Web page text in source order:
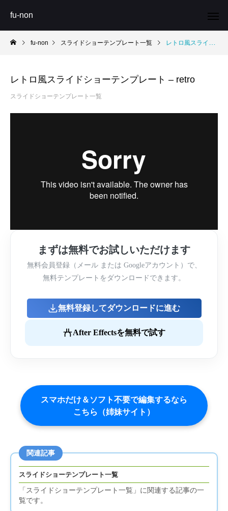
fu-non
fu-non スライドショーテンプレート一覧 レトロ風スライドショーテンプレート – retro
レトロ風スライドショーテンプレート – retro
スライドショーテンプレート一覧
まずは無料でお試しいただけます
無料会員登録（メール または Googleアカウント）で、
無料テンプレートをダウンロードできます。
無料登録してダウンロードに進む
After Effectsを無料で試す
スマホだけ＆ソフト不要で編集するなら
こちら（姉妹サイト）
関連記事
スライドショーテンプレート一覧
「スライドショーテンプレート一覧」に関連する記事の一
覧です。